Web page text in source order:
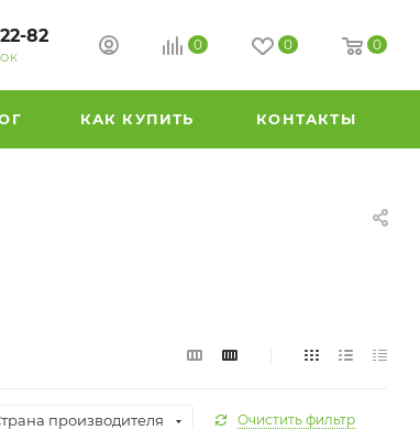
82 0 0 0
КАК КУПИТЬ КОНТАКТЫ
производителя Очистить фильтр